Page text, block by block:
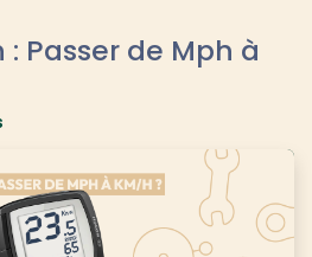
Passer de Mph à